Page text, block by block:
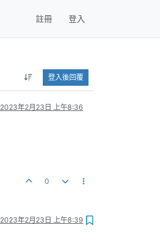
註冊 登入
登入後回覆
2023年2月23日 上午8:36
0
2023年2月23日 上午8:39